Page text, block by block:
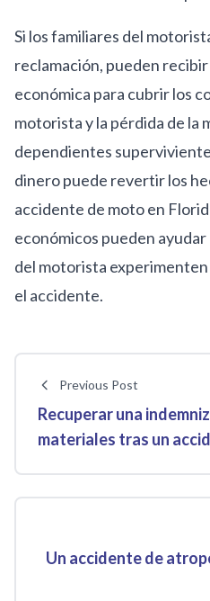
Si los familiares del
reclamación, pueden
económica para cubrir los
motorista y la pérdida de la
dependientes
dinero puede revertir los
accidente de motoen
económicos pueden
del motorista
el accidente.
Previous Post
Recuperar una
materiales tras un
Un accidente de